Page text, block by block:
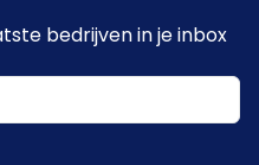
bedrijven in je inbox